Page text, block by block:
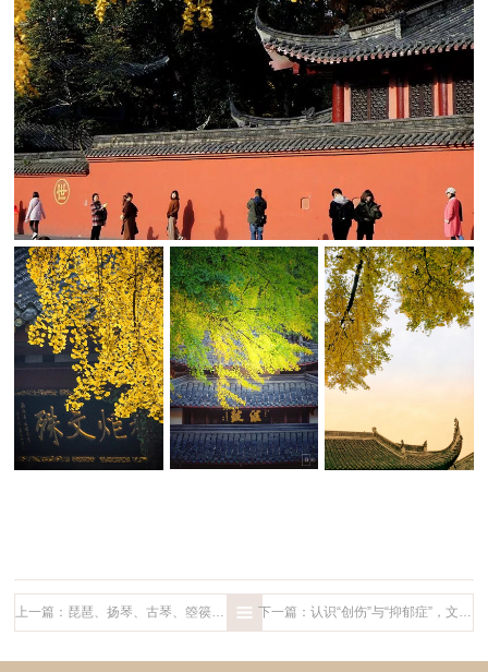
上一篇：琵琶、扬琴、古琴、箜篌、古筝，“金秋音乐节”最想听什么？ 下一篇：认识“创伤”与“抑郁症”，文殊院烦恼咨询室举办公益讲座